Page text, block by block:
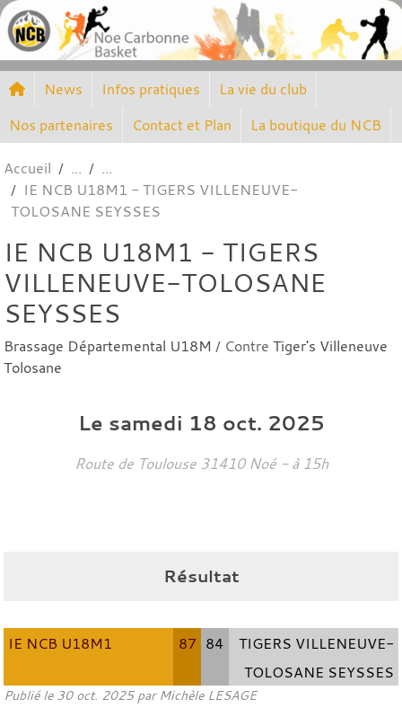
News Infos pratiques
La vie du club
Nos partenaires
Contact et Plan La boutique du NCB
Accueil
IE NCB U18M1 - TIGERS VILLENEUVE-
TOLOSANE SEYSSES
IE NCB U18M1 - TIGERS
VILLENEUVE-TOLOSANE
SEYSSES
Brassage Départemental U18M / Contre Tiger's Villeneuve
Tolosane
Le samedi 18 oct. 2025
Route de Toulouse 31410 Noé - à 15h
Résultat
IE NCB U18M1 87 84
TIGERS VILLENEUVE-
TOLOSANE SEYSSES
Publié le 30 oct. 2025par Michèle LESAGE
Panneau de gestion des cookies